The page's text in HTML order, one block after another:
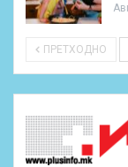
ПРЕТХОДНО